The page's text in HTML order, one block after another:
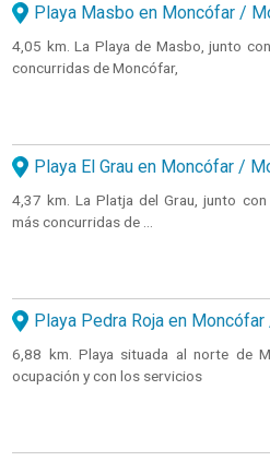
Playa Masbo en Moncófar /
4,05 km. La Playa de Masbo, junto
concurridas de Moncófar,
Playa El Grau en Moncófar /
4,37 km. La Platja del Grau, junto
más concurridas de ...
Playa Pedra Roja en
6,88 km. Playa situada al norte de
ocupación y con los servicios